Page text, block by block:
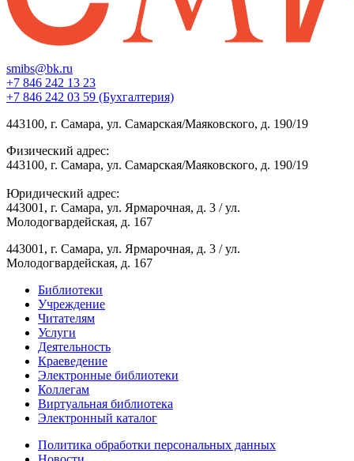
smibs@bk.ru
+7 846 242 13 23
+7 846 242 03 59 (Бухгалтерия)
443100, г. Самара, ул. Самарская/Маяковского, д. 190/19
Физический адрес:
443100, г. Самара, ул. Самарская/Маяковского, д. 190/19
Юридический адрес:
443001, г. Самара, ул. Ярмарочная, д. 3 / ул.
Молодогвардейская, д. 167
443001, г. Самара, ул. Ярмарочная, д. 3 / ул.
Молодогвардейская, д. 167
Библиотеки
Учреждение
Читателям
Услуги
Деятельность
Краеведение
Электронные библиотеки
Коллегам
Виртуальная библиотека
Электронный каталог
Политика обработки персональных данных